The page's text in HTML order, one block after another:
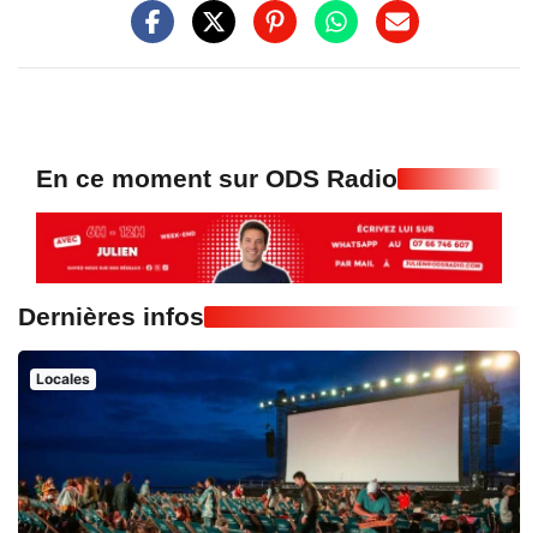
En ce moment sur ODS Radio
Dernières infos
Locales